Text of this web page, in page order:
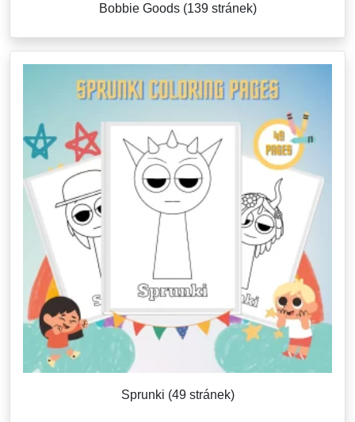
Bobbie Goods (139 stránek)
Sprunki (49 stránek)